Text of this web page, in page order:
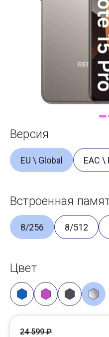
Версия
EU \ Global ЕАС \
Встроенная
8/256 8/512
Цвет
24 599 ₽